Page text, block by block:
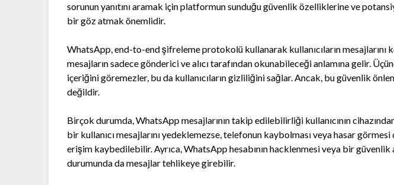
sorunun yanıtını aramak için platformun sunduğu güvenlik özelliklerine ve
bir göz atmak önemlidir.
WhatsApp, end-to-end şifreleme protokolü kullanarak kullanıcıların mesajlarını
mesajların sadece gönderici ve alıcı tarafından okunabileceği anlamına gelir.
içeriğini göremezler, bu da kullanıcıların gizliliğini sağlar. Ancak, bu güvenlik
değildir.
Birçok durumda, WhatsApp mesajlarının takip edilebilirliği kullanıcının
bir kullanıcı mesajlarını yedeklemezse, telefonun kaybolması veya hasar
erişim kaybedilebilir. Ayrıca, WhatsApp hesabının hacklenmesi veya bir güvenlik
durumunda da mesajlar tehlikeye girebilir.